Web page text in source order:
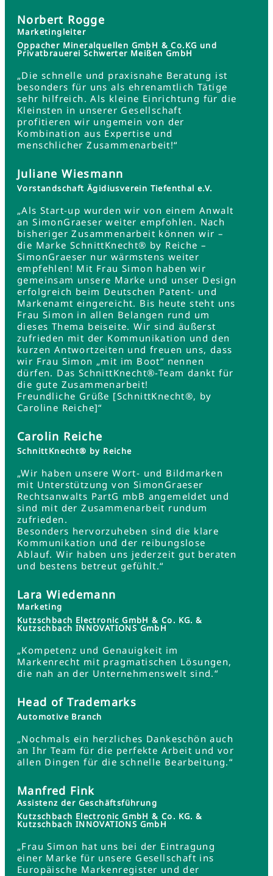
Norbert Rogge
Marketingleiter
Oppacher Mineralquellen GmbH & Co.KG und
Privatbrauerei Schwerter Meißen GmbH
„Die schnelle und praxisnahe Beratung ist
besonders für uns als ehrenamtlich Tätige
sehr hilfreich. Als kleine Einrichtung für die
Kleinsten in unserer Gesellschaft
profitieren wir ungemein von der
Kombination aus Expertise und
menschlicher Zusammenarbeit!“
Juliane Wiesmann
Vorstandschaft Ägidiusverein Tiefenthal e.V.
„Als Start-up wurden wir von einem Anwalt
an SimonGraeser weiter empfohlen. Nach
bisheriger Zusammenarbeit können wir –
die Marke SchnittKnecht® by Reiche –
SimonGraeser nur wärmstens weiter
empfehlen! Mit Frau Simon haben wir
gemeinsam unsere Marke und unser Design
erfolgreich beim Deutschen Patent- und
Markenamt eingereicht. Bis heute steht uns
Frau Simon in allen Belangen rund um
dieses Thema beiseite. Wir sind äußerst
zufrieden mit der Kommunikation und den
kurzen Antwortzeiten und freuen uns, dass
wir Frau Simon „mit im Boot“ nennen
dürfen. Das SchnittKnecht®-Team dankt für
die gute Zusammenarbeit!
Freundliche Grüße [SchnittKnecht®, by
Caroline Reiche]“
Carolin Reiche
SchnittKnecht® by Reiche
„Wir haben unsere Wort- und Bildmarken
mit Unterstützung von SimonGraeser
Rechtsanwalts PartG mbB angemeldet und
sind mit der Zusammenarbeit rundum
zufrieden.
Besonders hervorzuheben sind die klare
Kommunikation und der reibungslose
Ablauf. Wir haben uns jederzeit gut beraten
und bestens betreut gefühlt.“
Lara Wiedemann
Marketing
Kutzschbach Electronic GmbH & Co. KG. &
Kutzschbach INNOVATIONS GmbH
„Kompetenz und Genauigkeit im
Markenrecht mit pragmatischen Lösungen,
die nah an der Unternehmenswelt sind.“
Head of Trademarks
Automotive Branch
„Nochmals ein herzliches Dankeschön auch
an Ihr Team für die perfekte Arbeit und vor
allen Dingen für die schnelle Bearbeitung.“
Manfred Fink
Assistenz der Geschäftsführung
Kutzschbach Electronic GmbH & Co. KG. &
Kutzschbach INNOVATIONS GmbH
„Frau Simon hat uns bei der Eintragung
einer Marke für unsere Gesellschaft ins
Europäische Markenregister und der